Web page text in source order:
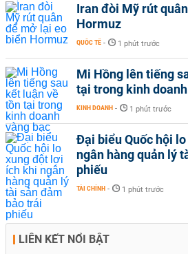
Iran đòi Mỹ rút
Hormuz
QUỐC TẾ - 1 phút trước
Mi Hồng lên tiếng
tại trong kinh
KINH DOANH - 1 phút trước
Đại biểu Quốc hội
ngân hàng quản lý
phiếu
TÀI CHÍNH - 1 phút trước
LIÊN KẾT NỔI BẬT